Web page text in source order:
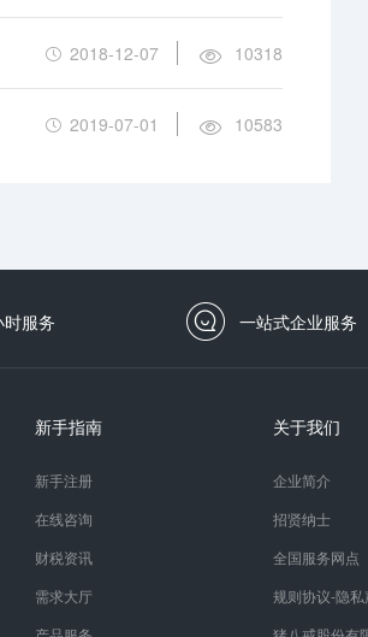
2018-12-07 10318
2019-07-01 10583
服务 一站式企业服务
新手指南
新手注册
在线咨询
财税资讯
需求大厅
关于我们
企业简介
招贤纳士
全国服务网点
规则协议-隐私